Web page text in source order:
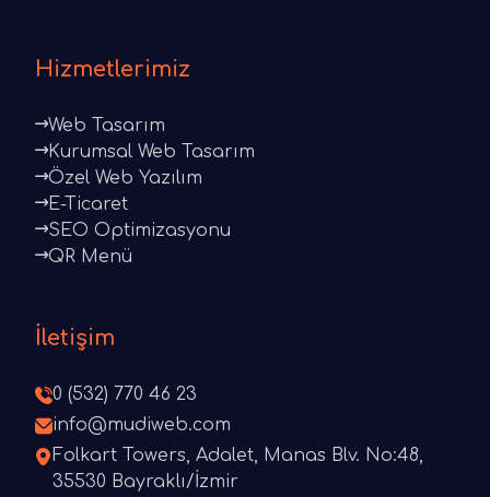
Hizmetlerimiz
Web Tasarım
Kurumsal Web Tasarım
Özel Web Yazılım
E-Ticaret
SEO Optimizasyonu
QR Menü
İletişim
0 (532) 770 46 23
info@mudiweb.com
Folkart Towers, Adalet, Manas Blv. No:48,
35530 Bayraklı/İzmir